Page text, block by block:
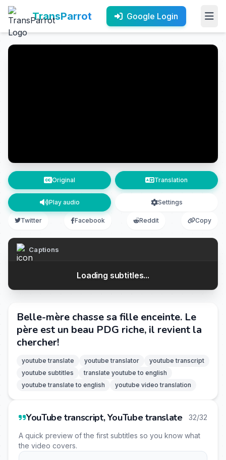
TransParrot Google Login
Original Translation
Play audio Settings
Twitter Facebook Reddit Copy
Captions
Loading subtitles...
Belle-mère chasse sa fille enceinte. Le
père est un beau PDG riche, il revient la
chercher!
youtube translate youtube translator
youtube transcript
youtube subtitles
translate youtube to english
youtube translate to english
youtube video translation
YouTube transcript, YouTube translate 32/32
A quick preview of the first subtitles so you know what
the video covers.